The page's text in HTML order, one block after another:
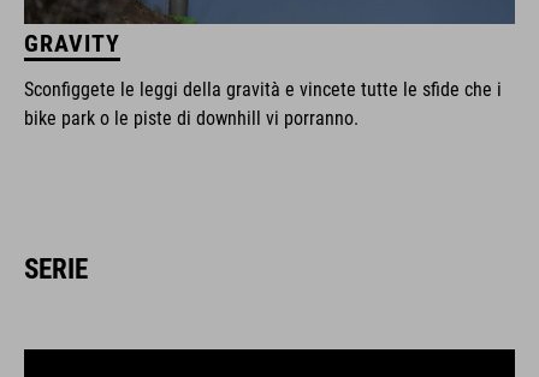
GRAVITY
Sconfiggete le leggi della gravità e vincete tutte le sfide che i
bike park o le piste di downhill vi porranno.
SERIE